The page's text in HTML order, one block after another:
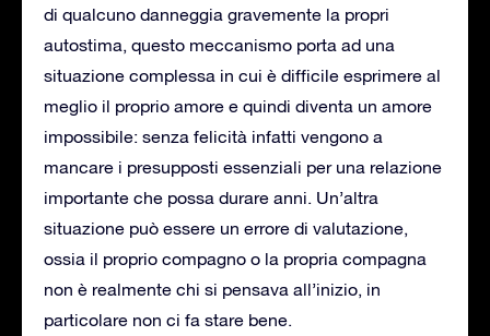
di qualcuno danneggia gravemente la propri
autostima, questo meccanismo porta ad una
situazione complessa in cui è difficile esprimere al
meglio il proprio amore e quindi diventa un amore
impossibile: senza felicità infatti vengono a
mancare i presupposti essenziali per una relazione
importante che possa durare anni. Un’altra
situazione può essere un errore di valutazione,
ossia il proprio compagno o la propria compagna
non è realmente chi si pensava all’inizio, in
particolare non ci fa stare bene.